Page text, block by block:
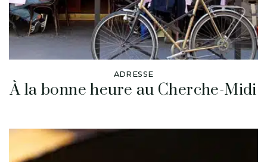
ADRESSE
À la bonne heure au Cherche-Midi